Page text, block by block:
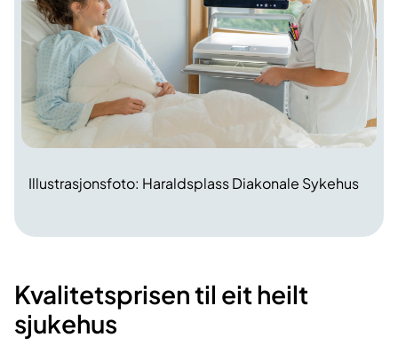
Illustrasjonsfoto: Haraldsplass Diakonale Sykehus
Kvalitetsprisen til eit heilt
sjukehus